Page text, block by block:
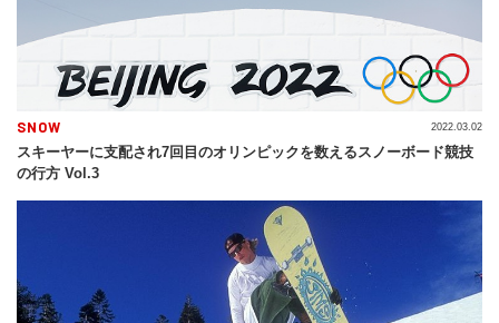
SNOW
スキーヤーに支配され7回目のオリンピックを数えるスノーボード競技
の行方 Vol.3
2022.03.02